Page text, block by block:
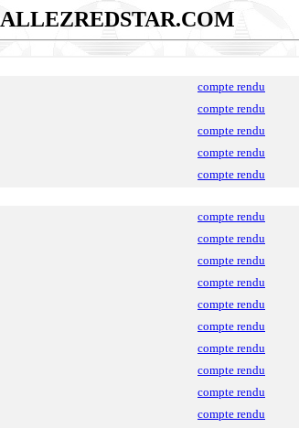
ALLEZREDSTAR.COM
compte rendu
compte rendu
compte rendu
compte rendu
compte rendu
compte rendu
compte rendu
compte rendu
compte rendu
compte rendu
compte rendu
compte rendu
compte rendu
compte rendu
compte rendu